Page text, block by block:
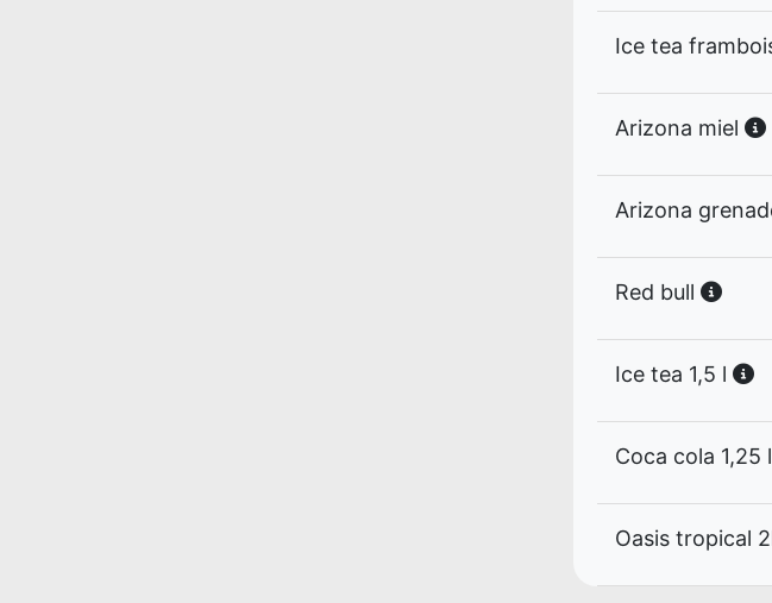
Ice tea
Arizona miel
Arizona
Red bull
Ice tea 1,5 l
Coca cola 1,25 l
Oasis tropical